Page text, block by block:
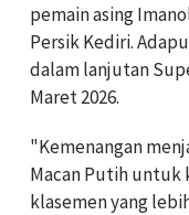
pemain asing
Persik Kediri.
dalam lanjutan
Maret 2026.
"Kemenangan
Macan Putih untuk
klasemen yang